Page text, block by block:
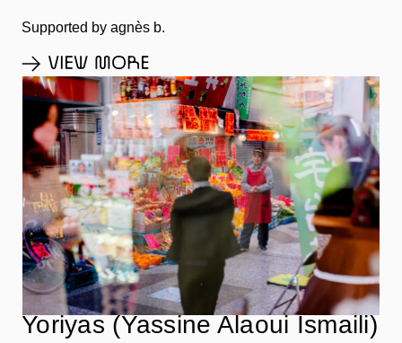
Supported by agnès b.
Yoriyas (Yassine Alaoui Ismaili)